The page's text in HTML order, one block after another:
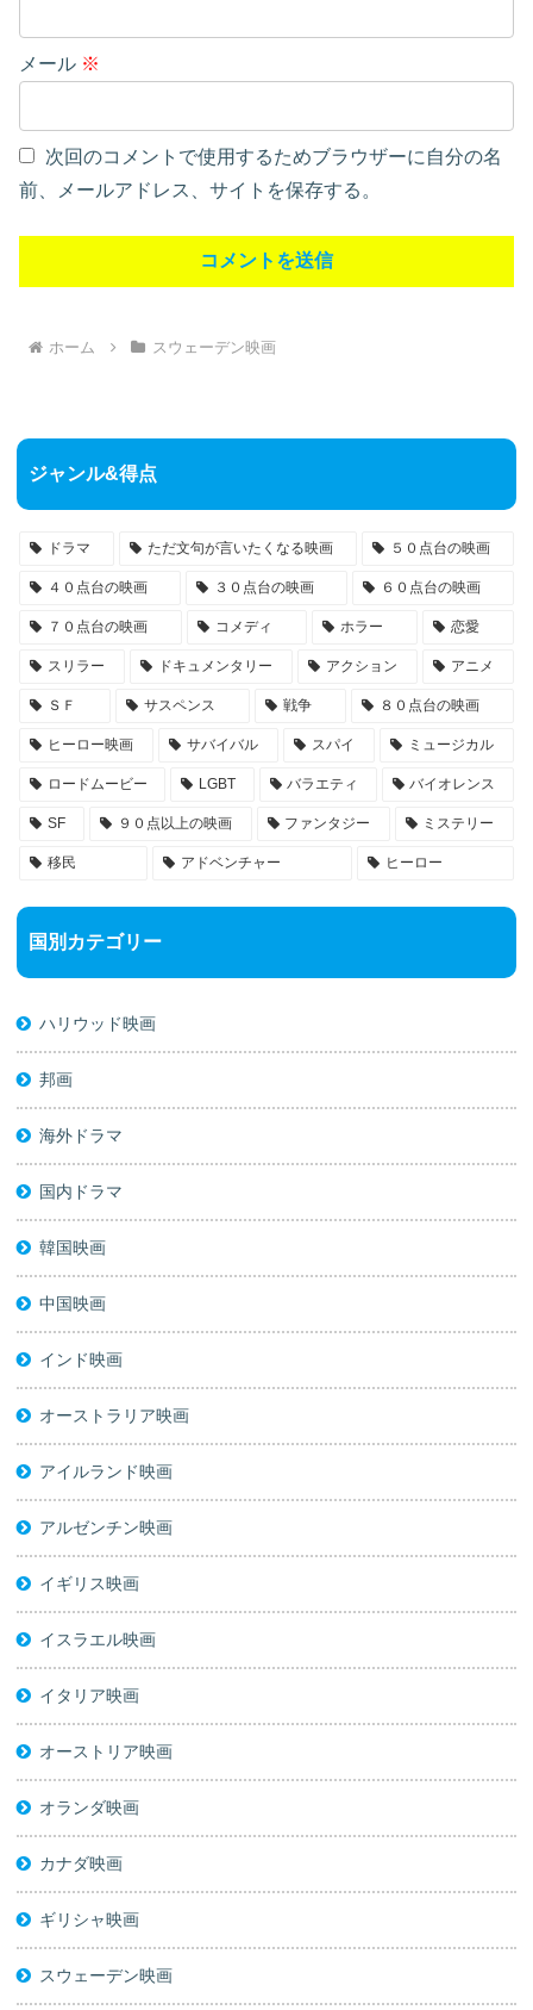
メール ※
次回のコメントで使用するためブラウザーに自分の名
前、メールアドレス、サイトを保存する。
ホーム スウェーデン映画
ジャンル&得点
ドラマ ただ文句が言いたくなる映画 ５０点台の映画
４０点台の映画 ３０点台の映画 ６０点台の映画
７０点台の映画 コメディ ホラー 恋愛
スリラー ドキュメンタリー アクション アニメ
ＳＦ サスペンス 戦争 ８０点台の映画
ヒーロー映画 サバイバル スパイ ミュージカル
ロードムービー LGBT バラエティ バイオレンス
SF ９０点以上の映画 ファンタジー ミステリー
移民 アドベンチャー ヒーロー
国別カテゴリー
ハリウッド映画
邦画
海外ドラマ
国内ドラマ
韓国映画
中国映画
インド映画
オーストラリア映画
アイルランド映画
アルゼンチン映画
イギリス映画
イスラエル映画
イタリア映画
オーストリア映画
オランダ映画
カナダ映画
ギリシャ映画
スウェーデン映画